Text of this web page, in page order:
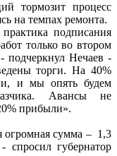
тормозит процесс
на темпах ремонта.
подписания
только во втором
подчеркнул Нечаев -
торги. На 40%
и мы опять будем
Авансы не
прибыли».
огромная сумма – 1,3
спросил губернатор